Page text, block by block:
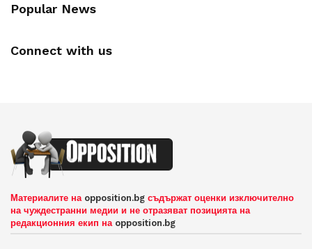
Popular News
Connect with us
Материалите на opposition.bg съдържат оценки изключително
на чуждестранни медии и не отразяват позицията на
редакционния екип на opposition.bg